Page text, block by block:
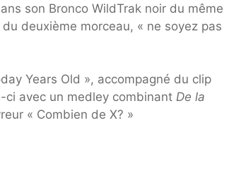
son Bronco WildTrak noir du même
deuxième morceau, « ne soyez pas
Years Old », accompagné du clip
ci avec un medley combinant De la
« Combien de X? »